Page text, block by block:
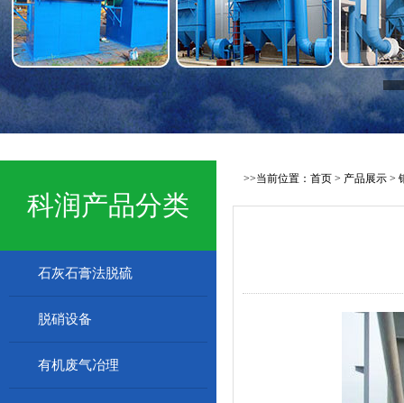
>>当前位置： 首页 > 产品展示 >
科润产品分类
石灰石膏法脱硫
脱硝设备
有机废气冶理